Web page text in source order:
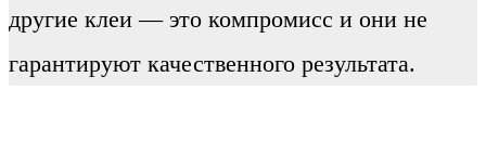
другие клеи — это компромисс и они не
гарантируют качественного результата.